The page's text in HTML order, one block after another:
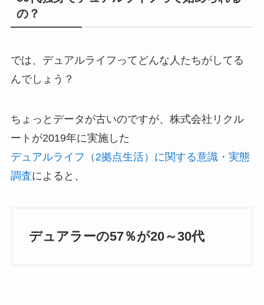
の？
では、デュアルライフってどんな人たちがしてる
んでしょう？
ちょっとデータが古いのですが、株式会社リクル
ートが2019年に実施した
デュアルライフ（2拠点生活）に関する意識・実態
調査によると、
デュアラーの57％が20～30代